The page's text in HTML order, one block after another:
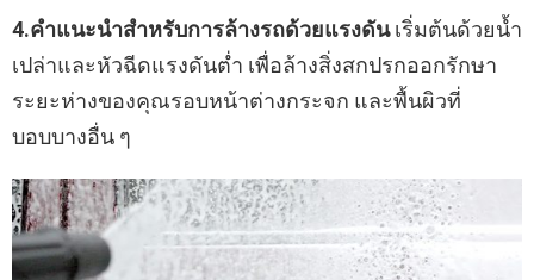
4.คำแนะนำสำหรับการล้างรถด้วยแรงดันเริ่มต้นด้วยน้ำ
เปล่าและหัวฉีดแรงดันต่ำ เพื่อล้างสิ่งสกปรกออกรักษา
ระยะห่างของคุณรอบหน้าต่างกระจก และพื้นผิวที่
บอบบางอื่น ๆ